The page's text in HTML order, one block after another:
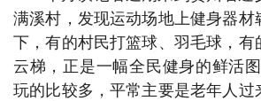
满溪村，发现运动场地上健身器材
下，有的村民打篮球、羽毛球，有
云梯，正是一幅全民健身的鲜活
玩的比较多，平常主要是老年人过